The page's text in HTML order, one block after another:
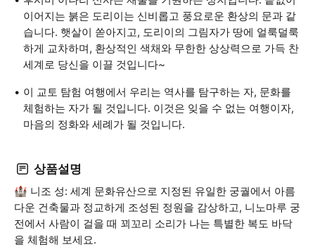
이어지는 붉은 도리이는 신비롭고 풍요로운 환상의 문과 같
습니다. 햇살이 쏟아지고, 도리이의 그림자가 땅에 얼룩덜룩
하게 교차하며, 환상적인 색채와 무한한 상상력으로 가득 찬
세계로 당신을 이끌 것입니다~
이 교토 탐험 여행에서 우리는 역사를 탐구하는 자, 문화를
체험하는 자가 될 것입니다. 이것은 잊을 수 없는 여행이자,
마음의 정화와 세례가 될 것입니다.
상품설명
🏰 니조 성: 세계 문화유산으로 지정된 유일한 궁궐에서 아름
다운 건축물과 정교하게 조성된 정원을 감상하고, 니노마루 궁
전에서 사람이 걸을 때 꾀꼬리 소리가 나는 특별한 복도 바닥
을 체험해 보세요.